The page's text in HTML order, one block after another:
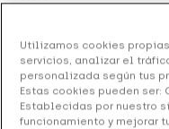
99, 1 Unidad
35.49 €
Utilizamos cookies
servicios, analizar el
personalizada según tus
Estas cookies pueden ser:
Establecidas por nuestro
funcionamiento y mejorar